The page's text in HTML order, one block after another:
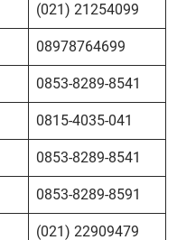
(021) 21254099
08978764699
0853-8289-8541
0815-4035-041
0853-8289-8541
0853-8289-8591
(021) 22909479